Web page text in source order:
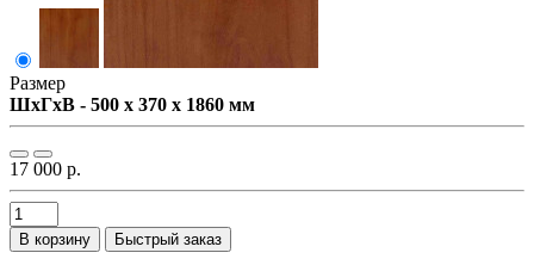
Размер
ШxГxВ - 500 x 370 x 1860 мм
17 000 р.
В корзину Быстрый заказ